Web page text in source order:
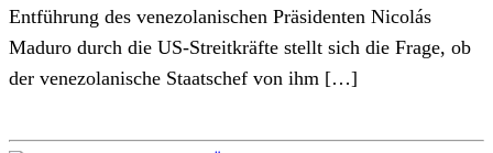
Entführung des venezolanischen Präsidenten Nicolás
Maduro durch die US-Streitkräfte stellt sich die Frage, ob
der venezolanische Staatschef von ihm […]